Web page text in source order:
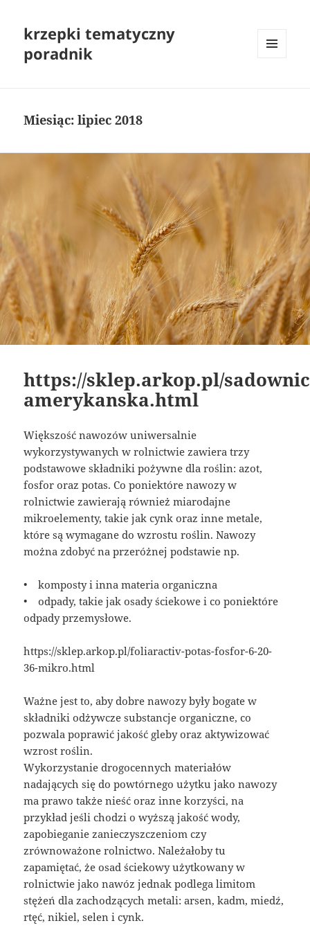
krzepki tematyczny
poradnik
Miesiąc:lipiec 2018
https://sklep.arkop.pl/
amerykanska.html
Większość nawozów uniwersalnie
wykorzystywanych w rolnictwie zawiera trzy
podstawowe składniki pożywne dla roślin: azot,
fosfor oraz potas. Co poniektóre nawozy w
rolnictwie zawierają również miarodajne
mikroelementy, takie jak cynk oraz inne metale,
które są wymagane do wzrostu roślin. Nawozy
można zdobyć na przeróżnej podstawie np.
• komposty i inna materia organiczna
• odpady, takie jak osady ściekowe i co poniektóre
odpady przemysłowe.
https://sklep.arkop.pl/foliaractiv-potas-fosfor-6-20-
36-mikro.html
Ważne jest to, aby dobre nawozy były bogate w
składniki odżywcze substancje organiczne, co
pozwala poprawić jakość gleby oraz aktywizować
wzrost roślin.
Wykorzystanie drogocennych materiałów
nadających się do powtórnego użytku jako nawozy
ma prawo także nieść oraz inne korzyści, na
przykład jeśli chodzi o wyższą jakość wody,
zapobieganie zanieczyszczeniom czy
zrównoważone rolnictwo. Należałoby tu
zapamiętać, że osad ściekowy użytkowany w
rolnictwie jako nawóz jednak podlega limitom
stężeń dla zachodzących metali: arsen, kadm, miedź,
rtęć, nikiel, selen i cynk.